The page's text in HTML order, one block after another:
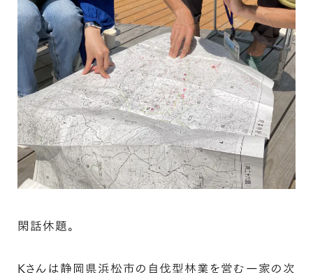
閑話休題。
Kさんは静岡県浜松市の自伐型林業を営む一家の次